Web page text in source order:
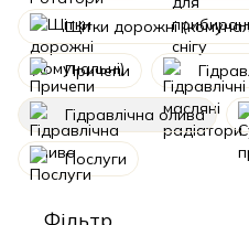
Щітки дорожні
Причепи
Гідравлічна олива
Послуги